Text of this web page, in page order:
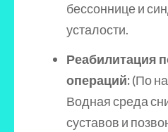
бессоннице и
усталости.
Реабилитация
операций:(По
Водная среда
суставов и